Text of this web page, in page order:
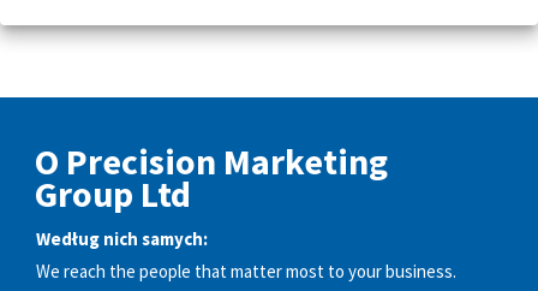
O Precision Marketing
Group Ltd
Według nich samych:
We reach the people that matter most to your business.